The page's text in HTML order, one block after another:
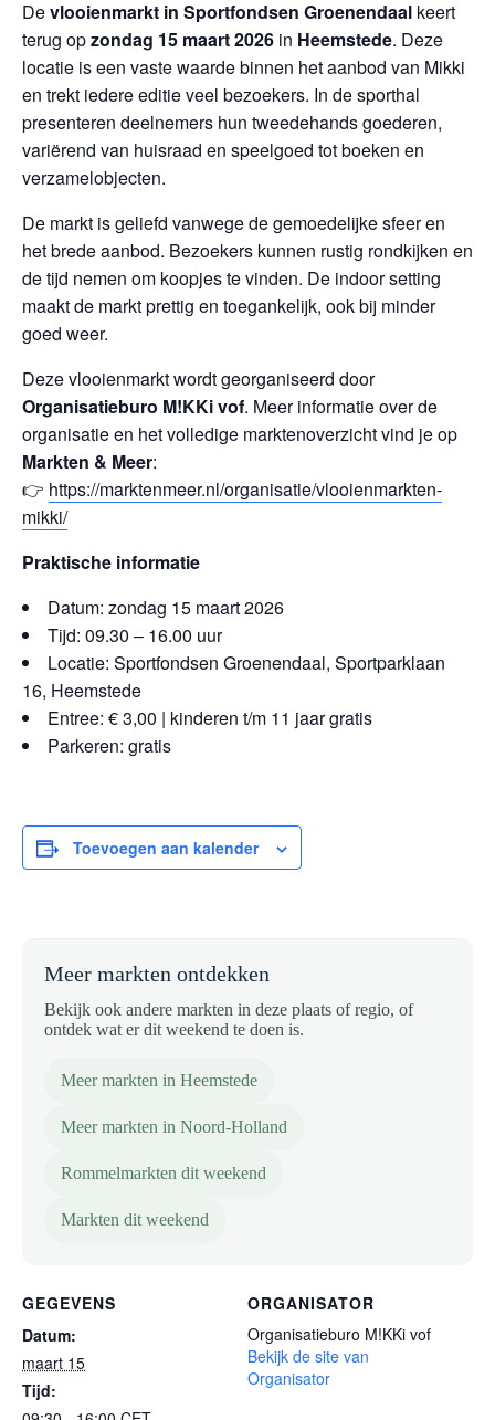
Devlooienmarkt in Sportfondsen Groenendaal keert
terug opzondag 15 maart 2026 in Heemstede. Deze
locatie is een vaste waarde binnen het aanbod van Mikki
en trekt iedere editie veel bezoekers. In de sporthal
presenteren deelnemers hun tweedehands goederen,
variërend van huisraad en speelgoed tot boeken en
verzamelobjecten.
De markt is geliefd vanwege de gemoedelijke sfeer en
het brede aanbod. Bezoekers kunnen rustig rondkijken en
de tijd nemen om koopjes te vinden. De indoor setting
maakt de markt prettig en toegankelijk, ook bij minder
goed weer.
Deze vlooienmarkt wordt georganiseerd door
Organisatieburo M!KKi vof. Meer informatie over de
organisatie en het volledige marktenoverzicht vind je op
Markten & Meer:
👉 https://marktenmeer.nl/organisatie/vlooienmarkten-
mikki/
Praktische informatie
Datum: zondag 15 maart 2026
Tijd: 09.30 – 16.00 uur
Locatie: Sportfondsen Groenendaal, Sportparklaan
16, Heemstede
Entree: € 3,00 | kinderen t/m 11 jaar gratis
Parkeren: gratis
Toevoegen aan kalender
Meer markten ontdekken
Bekijk ook andere markten in deze plaats of regio, of
ontdek wat er dit weekend te doen is.
Meer markten in Heemstede
Meer markten in Noord-Holland
Rommelmarkten dit weekend
Markten dit weekend
GEGEVENS
Datum:
maart 15
Tijd:
ORGANISATOR
Organisatieburo M!KKi vof
Bekijk de site van
Organisator